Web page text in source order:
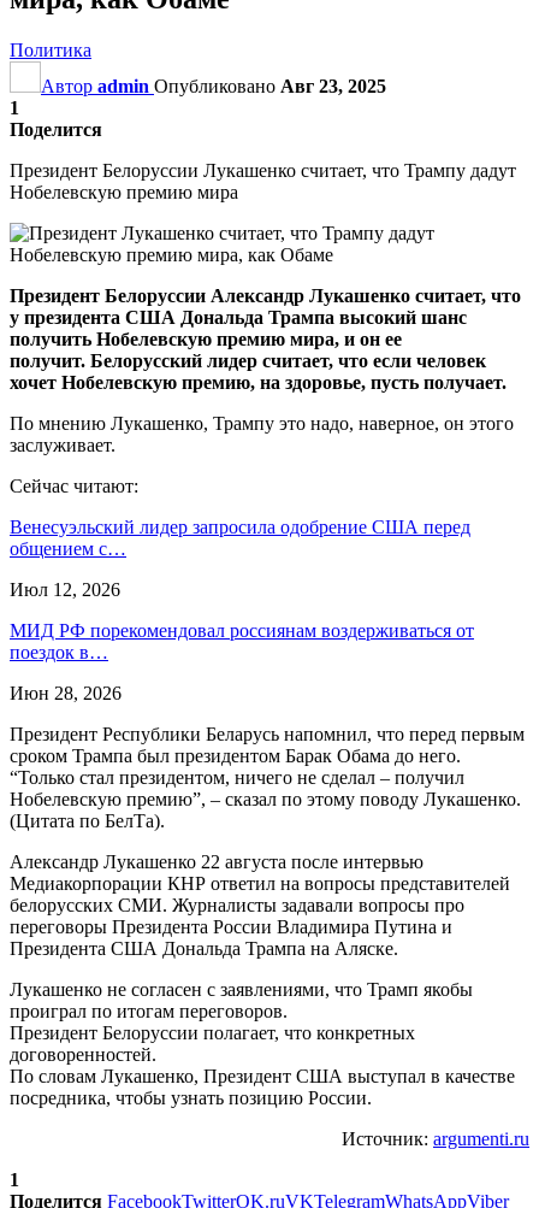
Политика
Автор admin Опубликовано Авг 23, 2025
1
Поделится
Президент Белоруссии Лукашенко считает, что Трампу дадут
Нобелевскую премию мира
Президент Белоруссии Александр Лукашенко считает, что
у президента США Дональда Трампа высокий шанс
получить Нобелевскую премию мира, и он ее
получит. Белорусский лидер считает, что если человек
хочет Нобелевскую премию, на здоровье, пусть получает.
По мнению Лукашенко, Трампу это надо, наверное, он этого
заслуживает.
Сейчас читают:
Венесуэльский лидер запросила одобрение США перед
общением с…
Июл 12, 2026
МИД РФ порекомендовал россиянам воздерживаться от
поездок в…
Июн 28, 2026
Президент Республики Беларусь напомнил, что перед первым
сроком Трампа был президентом Барак Обама до него.
“Только стал президентом, ничего не сделал – получил
Нобелевскую премию”, – сказал по этому поводу Лукашенко.
(Цитата по БелТа).
Александр Лукашенко 22 августа после интервью
Медиакорпорации КНР ответил на вопросы представителей
белорусских СМИ. Журналисты задавали вопросы про
переговоры Президента России Владимира Путина и
Президента США Дональда Трампа на Аляске.
Лукашенко не согласен с заявлениями, что Трамп якобы
проиграл по итогам переговоров.
Президент Белоруссии полагает, что конкретных
договоренностей.
По словам Лукашенко, Президент США выступал в качестве
посредника, чтобы узнать позицию России.
Источник: argumenti.ru
1
Поделится FacebookTwitterOK.ruVKTelegramWhatsAppViber